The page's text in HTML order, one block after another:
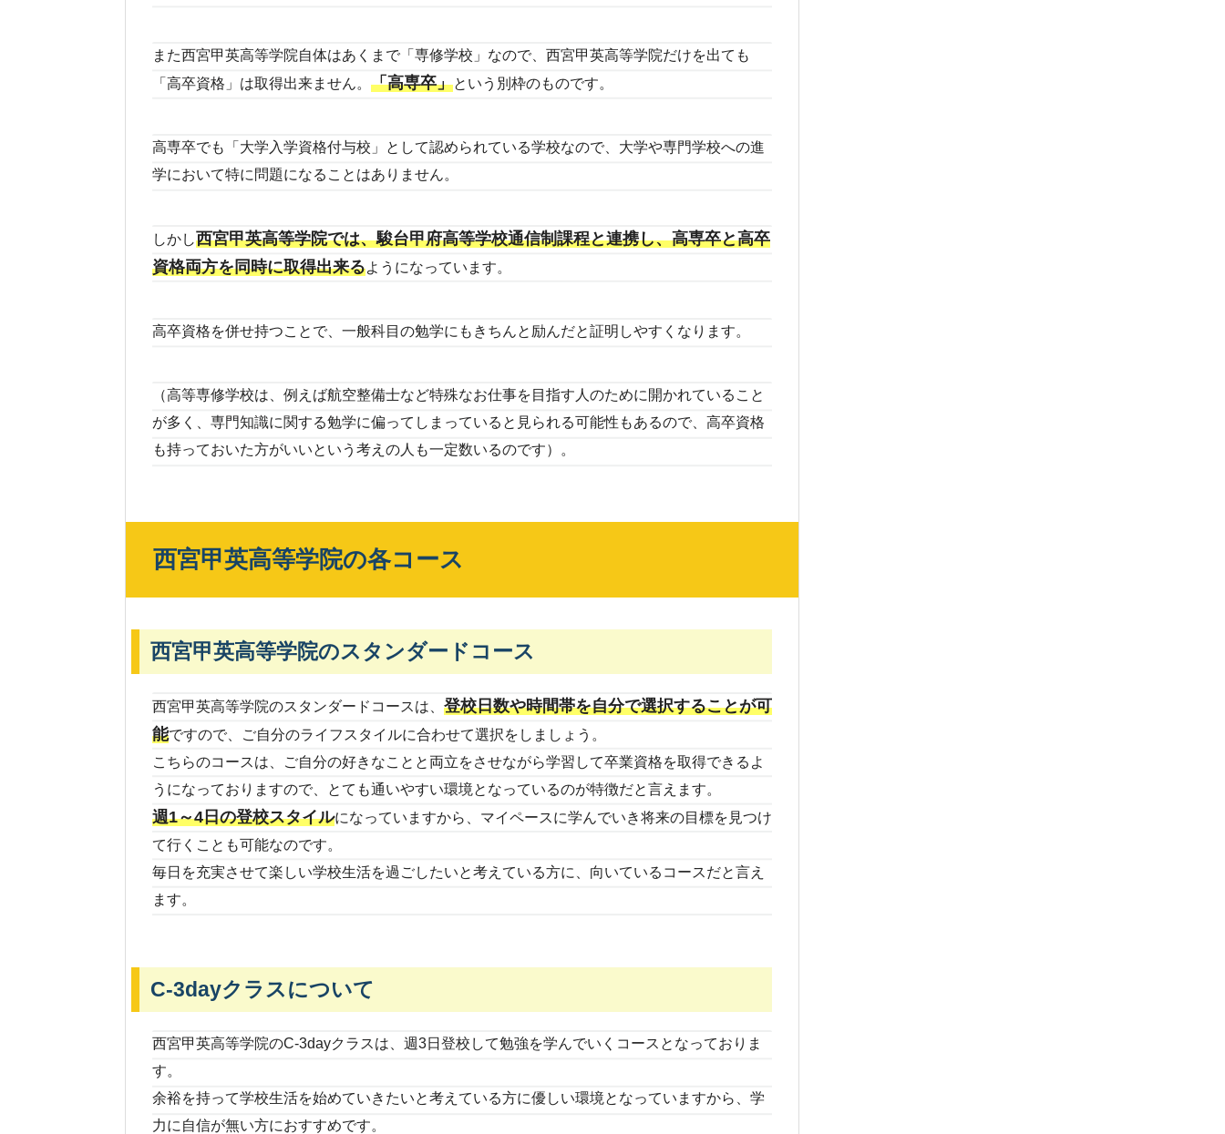
また西宮甲英高等学院自体はあくまで「専修学校」なので、西宮甲英高等学院だけを出ても
「高卒資格」は取得出来ません。 「高専卒」という別枠のものです。
高専卒でも「大学入学資格付与校」として認められている学校なので、大学や専門学校への進
学において特に問題になることはありません。
しかし西宮甲英高等学院では、駿台甲府高等学校通信制課程と連携し、高専卒と高卒
資格両方を同時に取得出来るようになっています。
高卒資格を併せ持つことで、一般科目の勉学にもきちんと励んだと証明しやすくなります。
（高等専修学校は、例えば航空整備士など特殊なお仕事を目指す人のために開かれていること
が多く、専門知識に関する勉学に偏ってしまっていると見られる可能性もあるので、高卒資格
も持っておいた方がいいという考えの人も一定数いるのです）。
西宮甲英高等学院の各コース
西宮甲英高等学院のスタンダードコース
西宮甲英高等学院のスタンダードコースは、 登校日数や時間帯を自分で選択することが可
能ですので、ご自分のライフスタイルに合わせて選択をしましょう。
こちらのコースは、ご自分の好きなことと両立をさせながら学習して卒業資格を取得できるよ
うになっておりますので、とても通いやすい環境となっているのが特徴だと言えます。
週1～4日の登校スタイルになっていますから、マイペースに学んでいき将来の目標を見つけ
て行くことも可能なのです。
毎日を充実させて楽しい学校生活を過ごしたいと考えている方に、向いているコースだと言え
ます。
C-3dayクラスについて
西宮甲英高等学院のC-3dayクラスは、週3日登校して勉強を学んでいくコースとなっておりま
す。
余裕を持って学校生活を始めていきたいと考えている方に優しい環境となっていますから、学
力に自信が無い方におすすめです。